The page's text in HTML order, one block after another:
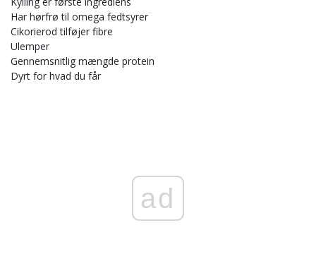
Har hørfrø til omega fedtsyrer
Cikorierod tilføjer fibre
Ulemper
Gennemsnitlig mængde protein
Dyrt for hvad du får
ad